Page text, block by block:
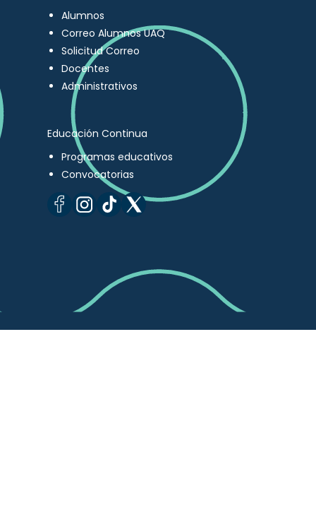
Alumnos
Correo Alumnos UAQ
Solicitud Correo
Docentes
Administrativos
Educación Continua
Programas educativos
Convocatorias